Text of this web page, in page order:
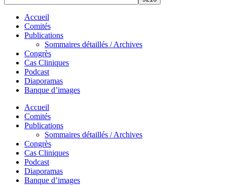
Accueil
Comités
Publications
Sommaires détaillés / Archives
Congrès
Cas Cliniques
Podcast
Diaporamas
Banque d’images
Accueil
Comités
Publications
Sommaires détaillés / Archives
Congrès
Cas Cliniques
Podcast
Diaporamas
Banque d’images